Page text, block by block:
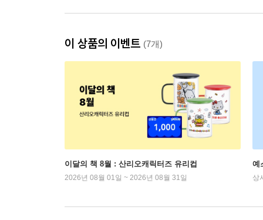
이 상품의 이벤트 (7개)
이달의 책 8월 : 산리오캐릭터즈 유리컵
2026년 08월 01일 ~ 2026년 08월 31일
예
상